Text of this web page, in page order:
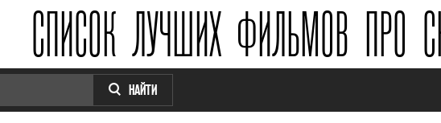
СПИСОК ЛУЧШИХ ФИЛЬМОВ ПРО
НАЙТИ